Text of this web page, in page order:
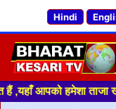
Hindi
हमेशा ताजा खबरों से